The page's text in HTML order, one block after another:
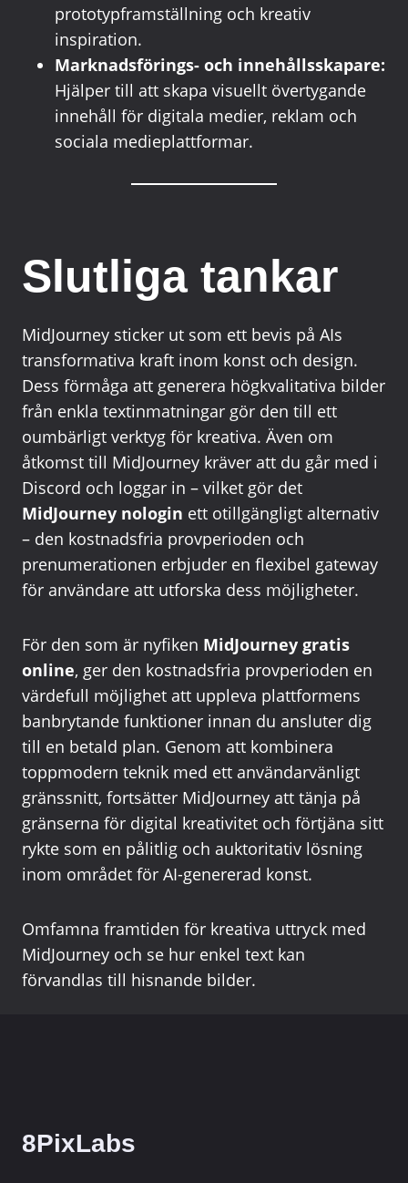
prototypframställning och kreativ
inspiration.
Marknadsförings- och innehållsskapare:
Hjälper till att skapa visuellt övertygande
innehåll för digitala medier, reklam och
sociala medieplattformar.
Slutliga tankar
MidJourney sticker ut som ett bevis på AIs
transformativa kraft inom konst och design.
Dess förmåga att generera högkvalitativa bilder
från enkla textinmatningar gör den till ett
oumbärligt verktyg för kreativa. Även om
åtkomst till MidJourney kräver att du går med i
Discord och loggar in – vilket gör det
MidJourney nologin ett otillgängligt alternativ
– den kostnadsfria provperioden och
prenumerationen erbjuder en flexibel gateway
för användare att utforska dess möjligheter.
För den som är nyfiken MidJourney gratis
online, ger den kostnadsfria provperioden en
värdefull möjlighet att uppleva plattformens
banbrytande funktioner innan du ansluter dig
till en betald plan. Genom att kombinera
toppmodern teknik med ett användarvänligt
gränssnitt, fortsätter MidJourney att tänja på
gränserna för digital kreativitet och förtjäna sitt
rykte som en pålitlig och auktoritativ lösning
inom området för AI-genererad konst.
Omfamna framtiden för kreativa uttryck med
MidJourney och se hur enkel text kan
förvandlas till hisnande bilder.
8PixLabs